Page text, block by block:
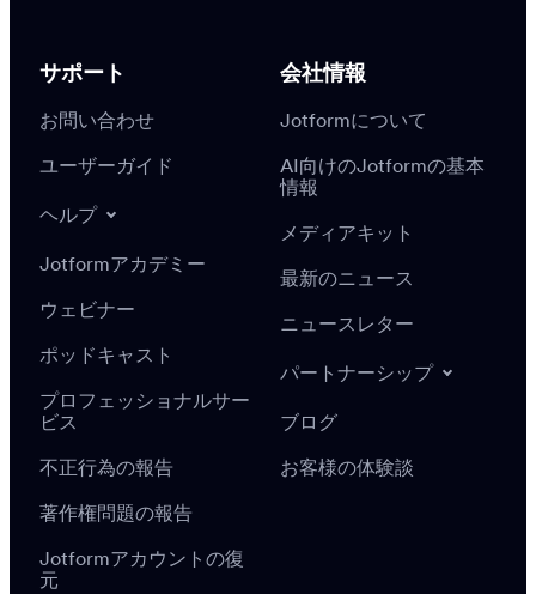
サポート
お問い合わせ
ユーザーガイド
ヘルプ
Jotformアカデミー
ウェビナー
ポッドキャスト
プロフェッショナルサー
ビス
不正行為の報告
著作権問題の報告
Jotformアカウントの復
元
会社情報
Jotformについて
AI向けのJotformの基本
情報
メディアキット
最新のニュース
ニュースレター
パートナーシップ
ブログ
お客様の体験談